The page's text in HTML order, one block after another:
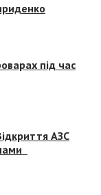
під час
АЗС